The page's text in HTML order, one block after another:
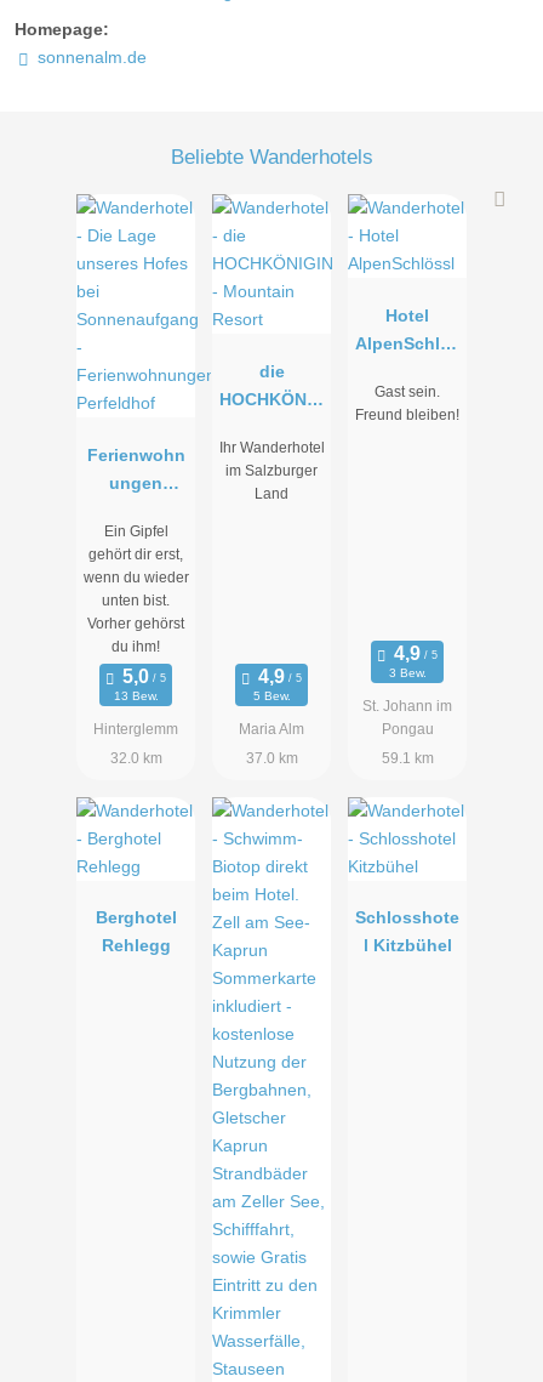
Homepage:
sonnenalm.de
Beliebte Wanderhotels
Ferienwohn
ungen
Ein Gipfel
gehört dir erst,
wenn du wieder
unten bist.
Vorher gehörst
du ihm!
13 Bew.
Hinterglemm
32.0 km
die
HOCHKÖNIG
Mountain
Resort
Ihr Wanderhotel
im Salzburger
Land
5 Bew.
Maria Alm
37.0 km
Hotel
AlpenSchlös
Gast sein.
Freund bleiben!
3 Bew.
St. Johann im
Pongau
59.1 km
Berghotel
Rehlegg
Schlosshote
l Kitzbühel